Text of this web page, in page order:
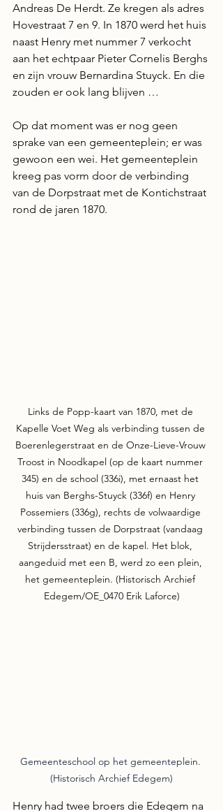
Andreas De Herdt. Ze kregen als adres
Hovestraat 7 en 9. In 1870 werd het huis
naast Henry met nummer 7 verkocht
aan het echtpaar Pieter Cornelis Berghs
en zijn vrouw Bernardina Stuyck. En die
zouden er ook lang blijven …
Op dat moment was er nog geen
sprake van een gemeenteplein; er was
gewoon een wei. Het gemeenteplein
kreeg pas vorm door de verbinding
van de Dorpstraat met de Kontichstraat
rond de jaren 1870.
Links de Popp-kaart van 1870, met de
Kapelle Voet Weg als verbinding tussen de
Boerenlegerstraat en de Onze-Lieve-Vrouw
Troost in Noodkapel (op de kaart nummer
345) en de school (336i), met ernaast het
huis van Berghs-Stuyck (336f) en Henry
Possemiers (336g), rechts de volwaardige
verbinding tussen de Dorpstraat (vandaag
Strijdersstraat) en de kapel. Het blok,
aangeduid met een B, werd zo een plein,
het gemeenteplein. (Historisch Archief
Edegem/OE_0470 Erik Laforce)
Gemeenteschool op het gemeenteplein.
(Historisch Archief Edegem)
Henry had twee broers die Edegem na